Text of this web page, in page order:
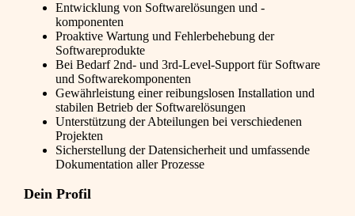
Entwicklung von Softwarelösungen und -
komponenten
Proaktive Wartung und Fehlerbehebung der
Softwareprodukte
Bei Bedarf 2nd- und 3rd-Level-Support für Software
und Softwarekomponenten
Gewährleistung einer reibungslosen Installation und
stabilen Betrieb der Softwarelösungen
Unterstützung der Abteilungen bei verschiedenen
Projekten
Sicherstellung der Datensicherheit und umfassende
Dokumentation aller Prozesse
Dein Profil